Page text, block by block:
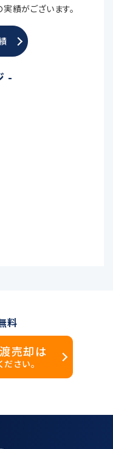
績がございます。
-
料
売却は
さい。